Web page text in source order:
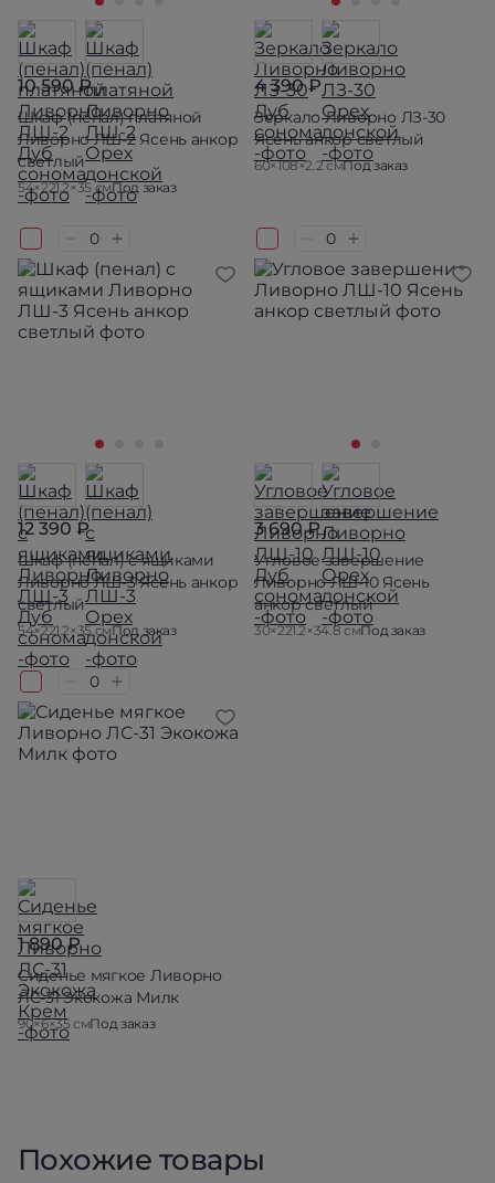
10 590 ₽
Шкаф (пенал) платяной
Ливорно ЛШ-2 Ясень анкор
светлый
54×221.2×35 смПод заказ
4 390 ₽
Зеркало Ливорно ЛЗ-30
Ясень анкор светлый
60×108×2.2 смПод заказ
12 390 ₽
Шкаф (пенал) с ящиками
Ливорно ЛШ-3 Ясень анкор
светлый
54×221.2×35 смПод заказ
3 690 ₽
Угловое завершение
Ливорно ЛШ-10 Ясень
анкор светлый
30×221.2×34.8 смПод заказ
1 890 ₽
Сиденье мягкое Ливорно
ЛС-31 Экокожа Милк
90×6×35 смПод заказ
Похожие товары